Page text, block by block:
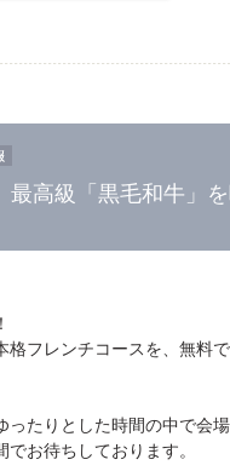
最高級「黒毛和牛」
フレンチコースを、無料
たりとした時間の中で会
お待ちしております。